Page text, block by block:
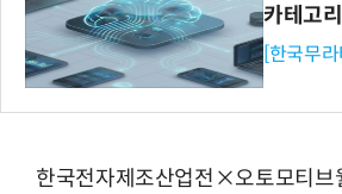
카테고
[한국무
한국전자제조산업전×오토모티브